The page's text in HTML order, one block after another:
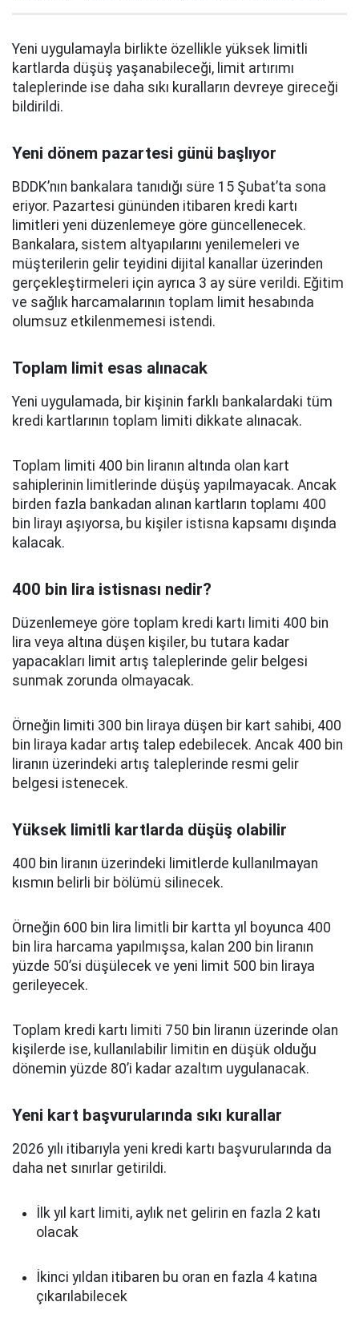
Yeni uygulamayla birlikte özellikle yüksek limitli
kartlarda düşüş yaşanabileceği, limit artırımı
taleplerinde ise daha sıkı kuralların devreye gireceği
bildirildi.
Yeni dönem pazartesi günü başlıyor
BDDK’nın bankalara tanıdığı süre 15 Şubat’ta sona
eriyor. Pazartesi gününden itibaren kredi kartı
limitleri yeni düzenlemeye göre güncellenecek.
Bankalara, sistem altyapılarını yenilemeleri ve
müşterilerin gelir teyidini dijital kanallar üzerinden
gerçekleştirmeleri için ayrıca 3 ay süre verildi. Eğitim
ve sağlık harcamalarının toplam limit hesabında
olumsuz etkilenmemesi istendi.
Toplam limit esas alınacak
Yeni uygulamada, bir kişinin farklı bankalardaki tüm
kredi kartlarının toplam limiti dikkate alınacak.
Toplam limiti 400 bin liranın altında olan kart
sahiplerinin limitlerinde düşüş yapılmayacak. Ancak
birden fazla bankadan alınan kartların toplamı 400
bin lirayı aşıyorsa, bu kişiler istisna kapsamı dışında
kalacak.
400 bin lira istisnası nedir?
Düzenlemeye göre toplam kredi kartı limiti 400 bin
lira veya altına düşen kişiler, bu tutara kadar
yapacakları limit artış taleplerinde gelir belgesi
sunmak zorunda olmayacak.
Örneğin limiti 300 bin liraya düşen bir kart sahibi, 400
bin liraya kadar artış talep edebilecek. Ancak 400 bin
liranın üzerindeki artış taleplerinde resmi gelir
belgesi istenecek.
Yüksek limitli kartlarda düşüş olabilir
400 bin liranın üzerindeki limitlerde kullanılmayan
kısmın belirli bir bölümü silinecek.
Örneğin 600 bin lira limitli bir kartta yıl boyunca 400
bin lira harcama yapılmışsa, kalan 200 bin liranın
yüzde 50’si düşülecek ve yeni limit 500 bin liraya
gerileyecek.
Toplam kredi kartı limiti 750 bin liranın üzerinde olan
kişilerde ise, kullanılabilir limitin en düşük olduğu
dönemin yüzde 80’i kadar azaltım uygulanacak.
Yeni kart başvurularında sıkı kurallar
2026 yılı itibarıyla yeni kredi kartı başvurularında da
daha net sınırlar getirildi.
İlk yıl kart limiti, aylık net gelirin en fazla 2 katı
olacak
İkinci yıldan itibaren bu oran en fazla 4 katına
çıkarılabilecek